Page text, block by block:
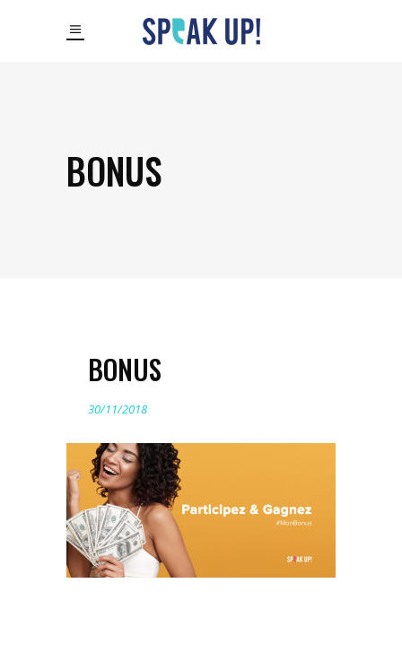
BONUS
BONUS
30/11/2018